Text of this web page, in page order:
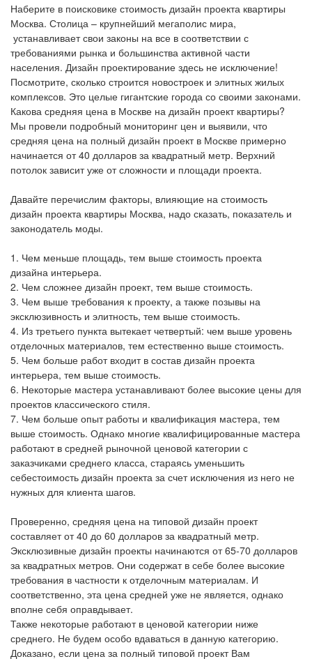
Наберите в поисковике стоимость дизайн проекта квартиры
Москва. Столица – крупнейший мегаполис мира,
устанавливает свои законы на все в соответствии с
требованиями рынка и большинства активной части
населения. Дизайн проектирование здесь не исключение!
Посмотрите, сколько строится новостроек и элитных жилых
комплексов. Это целые гигантские города со своими законами.
Какова средняя цена в Москве на дизайн проект квартиры?
Мы провели подробный мониторинг цен и выявили, что
средняя цена на полный дизайн проект в Москве примерно
начинается от 40 долларов за квадратный метр. Верхний
потолок зависит уже от сложности и площади проекта.
Давайте перечислим факторы, влияющие на стоимость
дизайн проекта квартиры Москва, надо сказать, показатель и
законодатель моды.
1. Чем меньше площадь, тем выше стоимость проекта
дизайна интерьера.
2. Чем сложнее дизайн проект, тем выше стоимость.
3. Чем выше требования к проекту, а также позывы на
эксклюзивность и элитность, тем выше стоимость.
4. Из третьего пункта вытекает четвертый: чем выше уровень
отделочных материалов, тем естественно выше стоимость.
5. Чем больше работ входит в состав дизайн проекта
интерьера, тем выше стоимость.
6. Некоторые мастера устанавливают более высокие цены для
проектов классического стиля.
7. Чем больше опыт работы и квалификация мастера, тем
выше стоимость. Однако многие квалифицированные мастера
работают в средней рыночной ценовой категории с
заказчиками среднего класса, стараясь уменьшить
себестоимость дизайн проекта за счет исключения из него не
нужных для клиента шагов.
Проверенно, средняя цена на типовой дизайн проект
составляет от 40 до 60 долларов за квадратный метр.
Эксклюзивные дизайн проекты начинаются от 65-70 долларов
за квадратных метров. Они содержат в себе более высокие
требования в частности к отделочным материалам. И
соответственно, эта цена средней уже не является, однако
вполне себя оправдывает.
Также некоторые работают в ценовой категории ниже
среднего. Не будем особо вдаваться в данную категорию.
Доказано, если цена за полный типовой проект Вам